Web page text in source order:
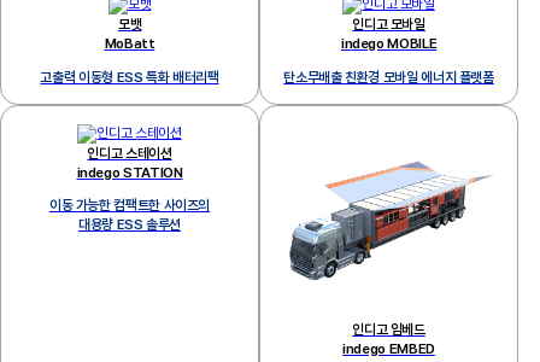
모뱃
MoBatt
고출력 이동형 ESS 특화 배터리팩
인디고 모바일
indego MOBILE
탄소무배출 친환경 모바일 에너지 플랫폼
인디고 스테이션
indego STATION
이동 가능한 컴팩트한 사이즈의
대용량 ESS 솔루션
인디고 임베드
indego EMBED